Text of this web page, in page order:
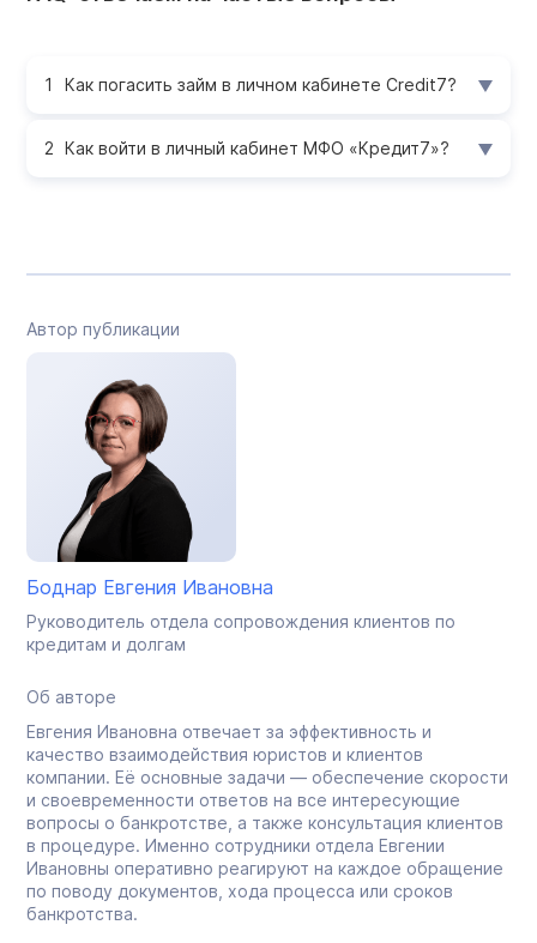
Как погасить займ в личном кабинете Credit7?
Как войти в личный кабинет МФО «Кредит7»?
Автор публикации
Боднар Евгения Ивановна
Руководитель отдела сопровождения клиентов по
кредитам и долгам
Об авторе
Евгения Ивановна отвечает за эффективность и
качество взаимодействия юристов и клиентов
компании. Её основные задачи — обеспечение скорости
и своевременности ответов на все интересующие
вопросы о банкротстве, а также консультация клиентов
в процедуре. Именно сотрудники отдела Евгении
Ивановны оперативно реагируют на каждое обращение
по поводу документов, хода процесса или сроков
банкротства.